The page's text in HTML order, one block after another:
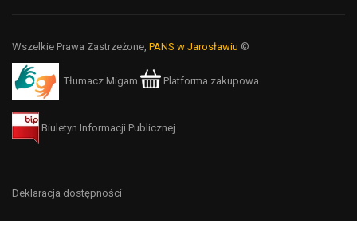
Wszelkie Prawa Zastrzeżone, PANS w Jarosławiu ©
Tłumacz Migam Platforma zakupowa
Biuletyn Informacji Publicznej
Deklaracja dostępności